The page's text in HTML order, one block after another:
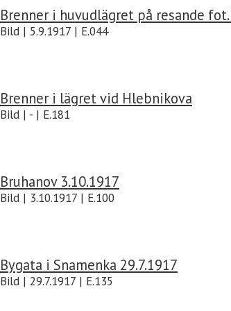
Brenner i huvudlägret på resande fot.
Bild | 5.9.1917 | E.044
Brenner i lägret vid Hlebnikova
Bild | - | E.181
Bruhanov 3.10.1917
Bild | 3.10.1917 | E.100
Bygata i Snamenka 29.7.1917
Bild | 29.7.1917 | E.135